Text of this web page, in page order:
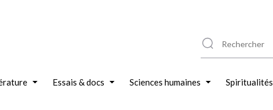
Essais & docs Sciences humaines Spiritualités